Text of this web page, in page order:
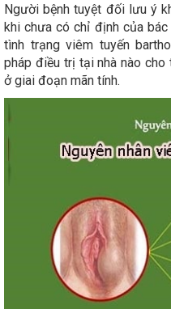
Người bệnh tuyệt đối lưu ý
khi chưa có chỉ định của
tình trạng viêm tuyến
pháp điều trị tại nhà nào
ở giai đoạn mãn tính.